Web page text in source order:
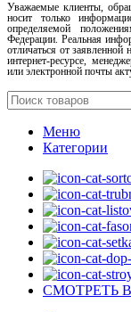
Уважаемые клиенты,
носит только
определяемой
Федерации. Реальная
отличаться от
интернет-ресурсе,
или электронной почты
Меню
Категории
СМОТРЕТЬ